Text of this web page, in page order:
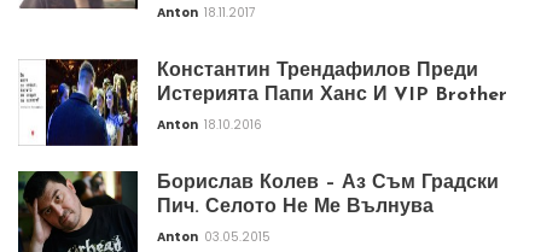
Anton 18.11.2017
Константин Трендафилов Преди
Истерията Папи Ханс И VIP Brother
Anton 18.10.2016
Борислав Колев – Аз Съм Градски
Пич. Селото Не Ме Вълнува
Anton 03.05.2015